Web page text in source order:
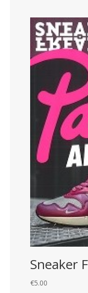
Sneaker
€5.00